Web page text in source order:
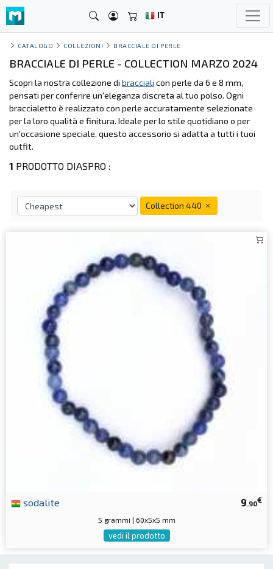
IT
CATALOGO COLLEZIONI BRACCIALE DI PERLE
BRACCIALE DI PERLE - COLLECTION MARZO 2024
Scopri la nostra collezione di bracciali con perle da 6 e 8 mm,
pensati per conferire un'eleganza discreta al tuo polso. Ogni
braccialetto è realizzato con perle accuratamente selezionate
per la loro qualità e finitura. Ideale per lo stile quotidiano o per
un'occasione speciale, questo accessorio si adatta a tutti i tuoi
outfit.
1 PRODOTTO DIASPRO :
Collection 440
9.90€
sodalite
5 grammi | 60x5x5 mm
vedi il prodotto